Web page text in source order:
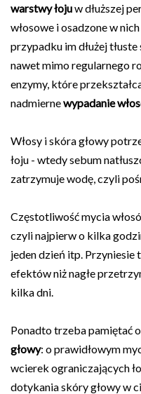
warstwy łojuw dłuższej
włosowe i osadzone w
przypadku im dłużej
nawet mimo regularnego
enzymy, które
nadmiernewypadanie
Włosy i skóra głowy
łoju - wtedy sebum
zatrzymuje wodę, czyli
Częstotliwość mycia
czyli najpierw o kilka
jeden dzień itp. Przyniesie
efektów niż nagłe
kilka dni.
Ponadto trzeba pamiętać o
głowy: o prawidłowym
wcierek ograniczających
dotykania skóry głowy w